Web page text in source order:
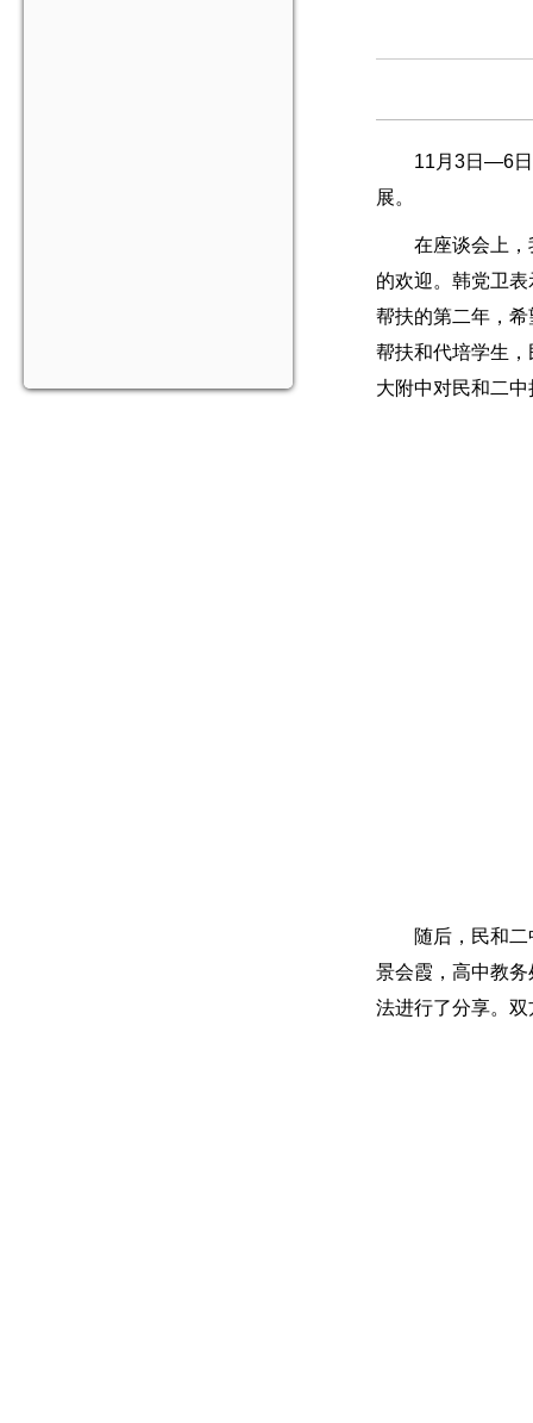
11月3日—6日
展。
在座谈会上
的欢迎。韩党卫
帮扶的第二年，
帮扶和代培学生
大附中对民和二
随后，民和
景会霞，高中教务
法进行了分享。